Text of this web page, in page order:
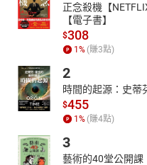
正念殺機【
【電子書】
$308
1 % (賺3點)
2
時間的起源：史蒂
$455
1 % (賺4點)
3
藝術的40堂公開課